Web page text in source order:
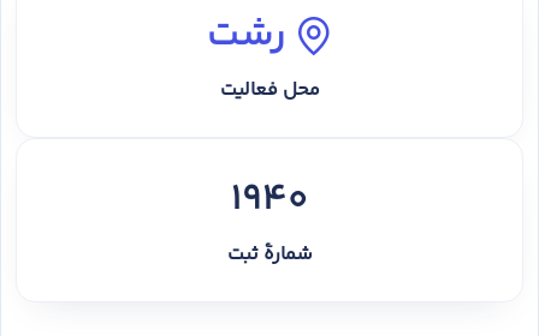
رشت
محل فعالیت
1940
شمارهٔ ثبت